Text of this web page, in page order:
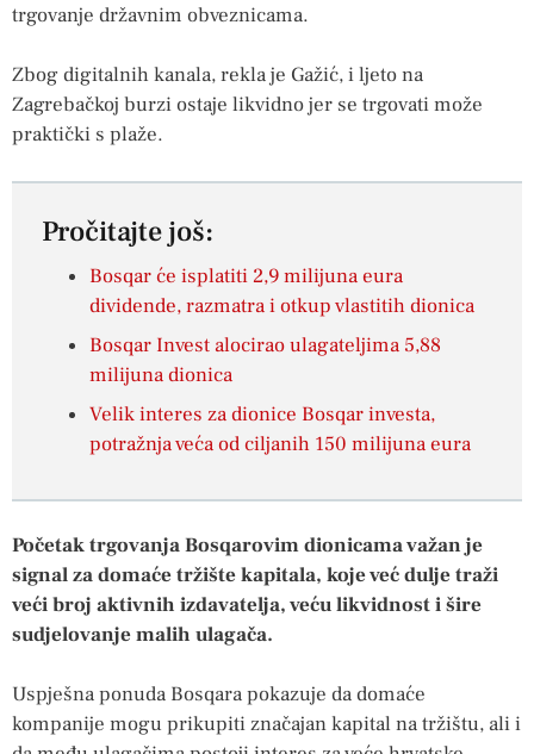
trgovanje državnim obveznicama.
Zbog digitalnih kanala, rekla je Gažić, i ljeto na
Zagrebačkoj burzi ostaje likvidno jer se trgovati može
praktički s plaže.
Pročitajte još:
Bosqar će isplatiti 2,9 milijuna eura
dividende, razmatra i otkup vlastitih dionica
Bosqar Invest alocirao ulagateljima 5,88
milijuna dionica
Velik interes za dionice Bosqar investa,
potražnja veća od ciljanih 150 milijuna eura
Početak trgovanja Bosqarovim dionicama važan je
signal za domaće tržište kapitala, koje već dulje traži
veći broj aktivnih izdavatelja, veću likvidnost i šire
sudjelovanje malih ulagača.
Uspješna ponuda Bosqara pokazuje da domaće
kompanije mogu prikupiti značajan kapital na tržištu, ali i